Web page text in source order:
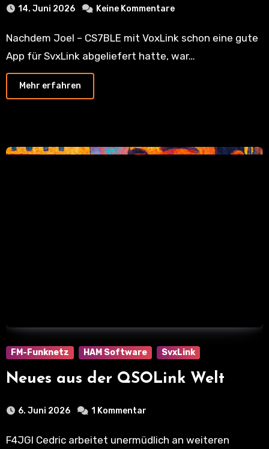
14. Juni 2026 Keine Kommentare
Nachdem Joel – CS7BLE mit VoxLink schon eine gute
App für SvxLink abgeliefert hatte, war…
Mehr erfahren
FM-Funknetz HAM Software SvxLink
Neues aus der QSOLink Welt
6. Juni 2026 1 Kommentar
F4JGI Cedric arbeitet unermüdlich an weiteren